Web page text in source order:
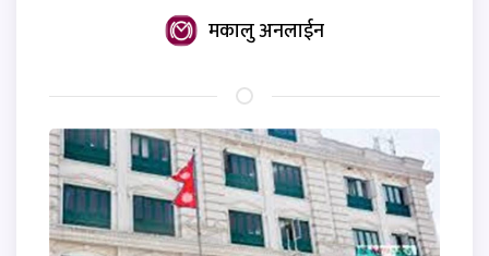
मकालु अनलाईन